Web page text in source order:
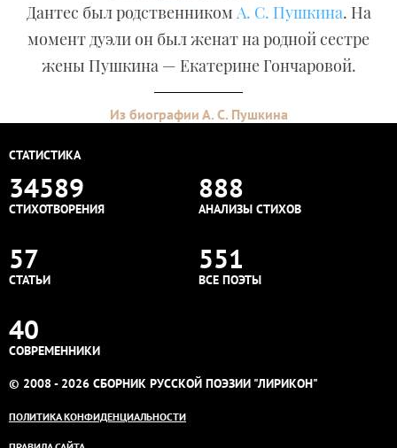
Дантес был родственником А. С. Пушкина. На
момент дуэли он был женат на родной сестре
жены Пушкина — Екатерине Гончаровой.
Из биографии А. С. Пушкина
СТАТИСТИКА
34589
СТИХОТВОРЕНИЯ
888
АНАЛИЗЫ СТИХОВ
57
СТАТЬИ
551
ВСЕ ПОЭТЫ
40
СОВРЕМЕННИКИ
© 2008 - 2026 СБОРНИК РУССКОЙ ПОЭЗИИ "ЛИРИКОН"
ПОЛИТИКА КОНФИДЕНЦИАЛЬНОСТИ